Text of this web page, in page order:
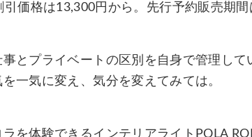
価格は13,300円から。先行予約販売期間
とプライベートの区別を自身で管理して
一気に変え、気分を変えてみては。
を体験できるインテリアライトPOLA